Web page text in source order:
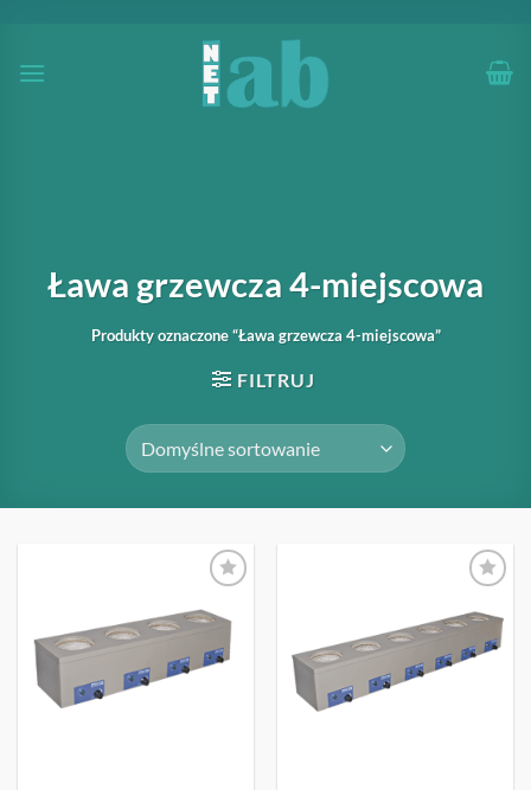
zawartości
Ława grzewcza 4-miejscowa
Produkty oznaczone “Ława grzewcza 4-miejscowa”
FILTRUJ